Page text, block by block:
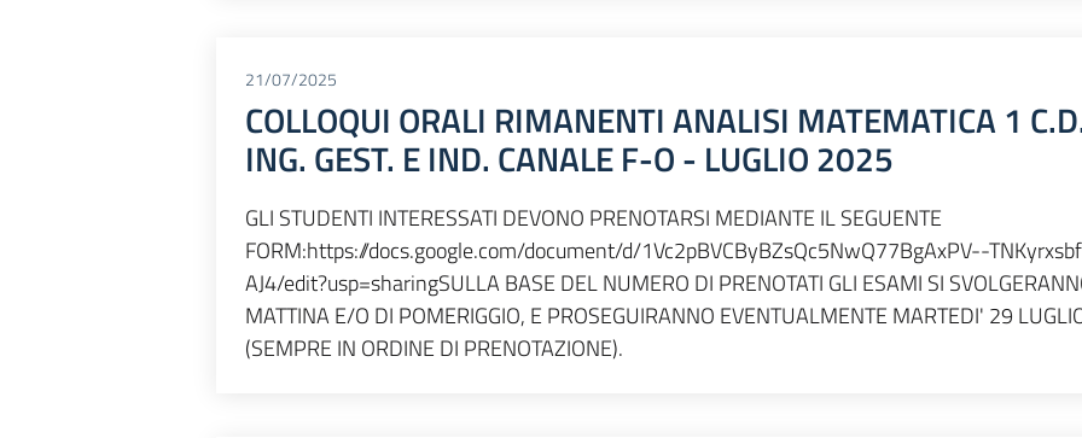
21/07/2025
COLLOQUI ORALI RIMANENTI ANALISI MATEMATICA 1
ING. GEST. E IND. CANALE F-O - LUGLIO 2025
GLI STUDENTI INTERESSATI DEVONO PRENOTARSI MEDIANTE IL SEGUENTE
FORM:https://docs.google.com/document/d/1Vc2pBVCByBZsQc5NwQ77BgAxPV--
AJ4/edit?usp=sharingSULLA BASE DEL NUMERO DI PRENOTATI GLI ESAMI SI
MATTINA E/O DI POMERIGGIO, E PROSEGUIRANNO EVENTUALMENTE MARTEDI' 29
(SEMPRE IN ORDINE DI PRENOTAZIONE).